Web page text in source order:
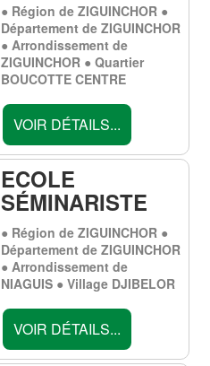
● Région de ZIGUINCHOR ●
Département de ZIGUINCHOR
● Arrondissement de
ZIGUINCHOR ● Quartier
BOUCOTTE CENTRE
VOIR DÉTAILS...
ECOLE
SÉMINARISTE
● Région de ZIGUINCHOR ●
Département de ZIGUINCHOR
● Arrondissement de
NIAGUIS ● Village DJIBELOR
VOIR DÉTAILS...